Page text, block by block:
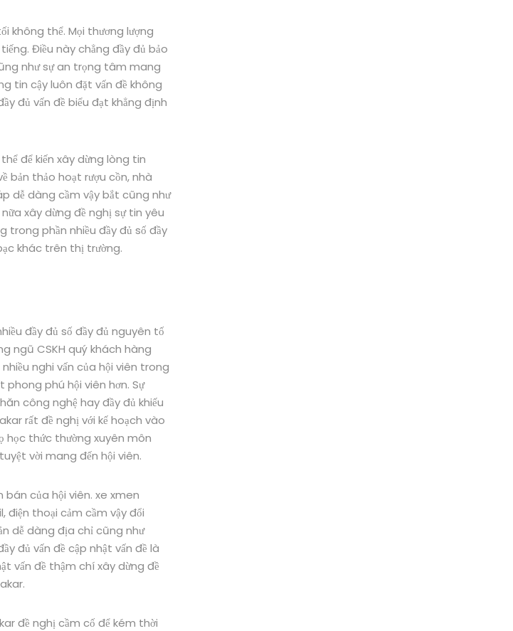
không thể. Mọi thương lượng
Điều này chẳng đầy đủ bảo
như sự an trọng tâm mang
tin cậy luôn đặt vấn đề không
đủ vấn đề biểu đạt khẳng định
để kiến xây dừng lòng tin
bản thảo hoạt rượu cồn, nhà
dễ dàng cầm vậy bắt cũng như
xây dừng đề nghị sự tin yêu
phần nhiều đầy đủ số đầy
khác trên thị trường.
đầy đủ số đầy đủ nguyên tố
ngũ CSKH quý khách hàng
nghi vấn của hội viên trong
phong phú hội viên hơn. Sự
công nghệ hay đầy đủ khiếu
rất đề nghị với kế hoạch vào
học thức thường xuyên môn
vời mang đến hội viên.
của hội viên. xe xmen
thoại cảm cầm vậy đổi
dễ dàng địa chỉ cũng như
đủ vấn đề cập nhật vấn đề là
vấn đề thậm chí xây dừng đề
đề nghị cầm cố để kém thời